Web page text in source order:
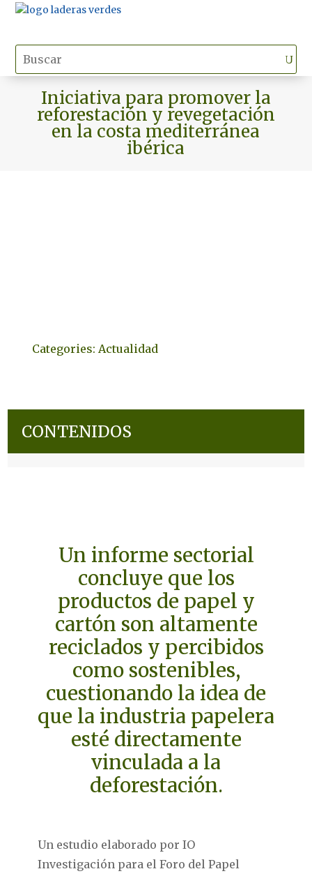
Iniciativa para promover la
reforestación y revegetación
en la costa mediterránea
ibérica
Categories:Actualidad
CONTENIDOS
Un informe sectorial
concluye que los
productos de papel y
cartón son altamente
reciclados y percibidos
como sostenibles,
cuestionando la idea de
que la industria papelera
esté directamente
vinculada a la
deforestación.
Un estudio elaborado por IO
Investigación para el Foro del Papel